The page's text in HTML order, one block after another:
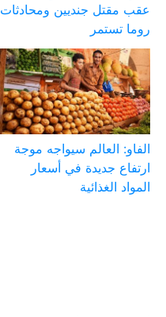
عقب مقتل جنديين ومحادثات
روما تستمر
الفاو: العالم سيواجه موجة
ارتفاع جديدة في أسعار
المواد الغذائية